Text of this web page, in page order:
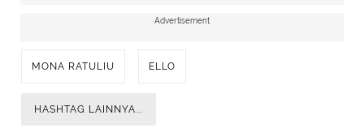
Advertisement
MONA RATULIU ELLO
HASHTAG LAINNYA...